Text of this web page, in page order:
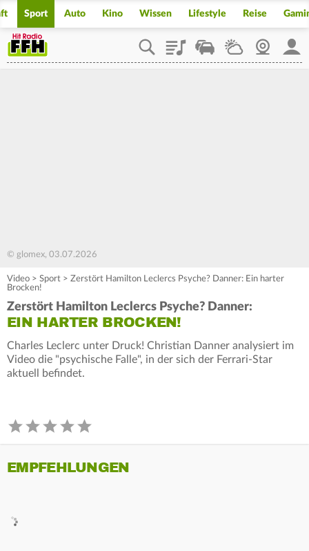
Sport Auto Kino Wissen Lifestyle Reise
PlaylistStaupilotWetterWebcam
© glomex, 03.07.2026
Video > Sport > Zerstört Hamilton Leclercs Psyche? Danner: Ein harter
Brocken!
Zerstört Hamilton Leclercs Psyche? Danner:
EIN HARTER BROCKEN!
Charles Leclerc unter Druck! Christian Danner analysiert im
Video die "psychische Falle", in der sich der Ferrari-Star
aktuell befindet.
EMPFEHLUNGEN